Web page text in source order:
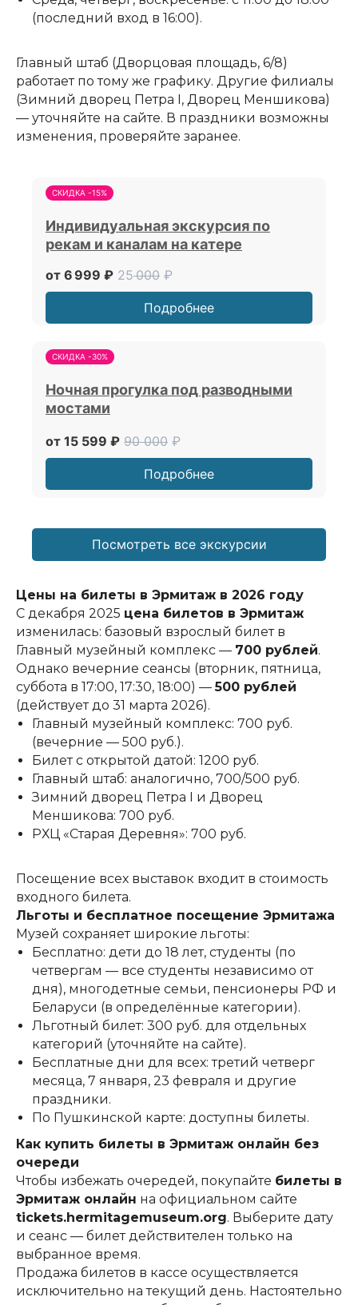
(последний вход в 16:00).
Главный штаб (Дворцовая площадь, 6/8)
работает по тому же графику. Другие филиалы
(Зимний дворец Петра I, Дворец Меншикова)
— уточняйте на сайте. В праздники возможны
изменения, проверяйте заранее.
СКИДКА -15%
Индивидуальная экскурсия по
рекам и каналам на катере
от 6 999 ₽ 25000 ₽
Подробнее
СКИДКА -30%
Ночная прогулка под разводными
мостами
от 15 599 ₽ 90 000 ₽
Подробнее
Посмотреть все экскурсии
Цены на билеты в Эрмитаж в 2026 году
С декабря 2025 цена билетов в Эрмитаж
изменилась: базовый взрослый билет в
Главный музейный комплекс — 700 рублей.
Однако вечерние сеансы (вторник, пятница,
суббота в 17:00, 17:30, 18:00) —500 рублей
(действует до 31 марта 2026).
Главный музейный комплекс: 700 руб.
(вечерние — 500 руб.).
Билет с открытой датой: 1200 руб.
Главный штаб: аналогично, 700/500 руб.
Зимний дворец Петра I и Дворец
Меншикова: 700 руб.
РХЦ «Старая Деревня»: 700 руб.
Посещение всех выставок входит в стоимость
входного билета.
Льготы и бесплатное посещение Эрмитажа
Музей сохраняет широкие льготы:
Бесплатно: дети до 18 лет, студенты (по
четвергам — все студенты независимо от
дня), многодетные семьи, пенсионеры РФ и
Беларуси (в определённые категории).
Льготный билет: 300 руб. для отдельных
категорий (уточняйте на сайте).
Бесплатные дни для всех: третий четверг
месяца, 7 января, 23 февраля и другие
праздники.
По Пушкинской карте: доступны билеты.
Как купить билеты в Эрмитаж онлайн без
очереди
Чтобы избежать очередей, покупайте билеты в
Эрмитаж онлайн на официальном сайте
tickets.hermitagemuseum.org. Выберите дату
и сеанс — билет действителен только на
выбранное время.
Продажа билетов в кассе осуществляется
исключительно на текущий день. Настоятельно